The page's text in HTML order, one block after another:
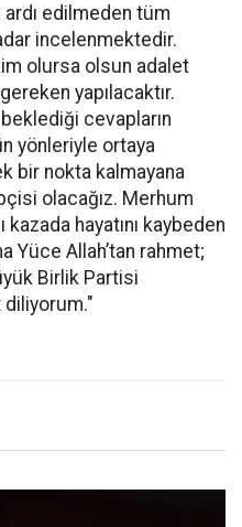
edilmeden tüm
incelenmektedir.
olursa olsun adalet
yapılacaktır.
cevapların
yönleriyle ortaya
bir nokta kalmayana
olacağız. Merhum
kazada hayatını kaybeden
Yüce Allah’tan rahmet;
Birlik Partisi
diliyorum."